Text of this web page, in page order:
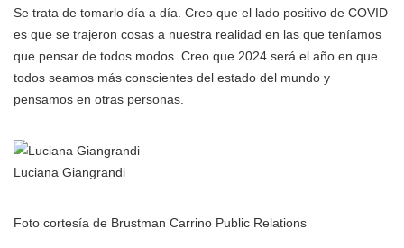
Se trata de tomarlo día a día. Creo que el lado positivo de COVID
es que se trajeron cosas a nuestra realidad en las que teníamos
que pensar de todos modos. Creo que 2024 será el año en que
todos seamos más conscientes del estado del mundo y
pensamos en otras personas.
Luciana Giangrandi
Foto cortesía de Brustman Carrino Public Relations